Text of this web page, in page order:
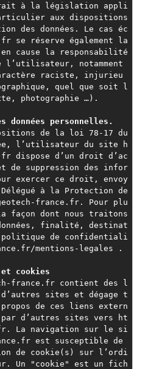
à la législation appli
aux dispositions
des données. Le cas éc
se réserve également la
cause la responsabilité
notamment
raciste, injurieu
quel que soit l
photographie …).
données personnelles.
de la loi 78-17 du
l’utilisateur du site h
dispose d’un droit d’ac
de suppression des infor
exercer ce droit, envoy
à la Protection de
france.fr. Pour plu
façon dont nous traitons
finalité, destinat
de confidentiali
mentions-legales .
cookies
france.fr contient des l
sites et dégage t
de ces liens extern
d’autres sites vers ht
La navigation sur le si
est susceptible de
de cookie(s) sur l’ordi
Un "cookie" est un fich